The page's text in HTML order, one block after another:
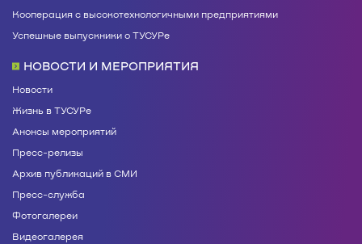
Кооперация с высокотехнологичными предприятиями
Успешные выпускники о ТУСУРе
НОВОСТИ И МЕРОПРИЯТИЯ
Новости
Жизнь в ТУСУРе
Анонсы мероприятий
Пресс-релизы
Архив публикаций в СМИ
Пресс-служба
Фотогалереи
Видеогалерея